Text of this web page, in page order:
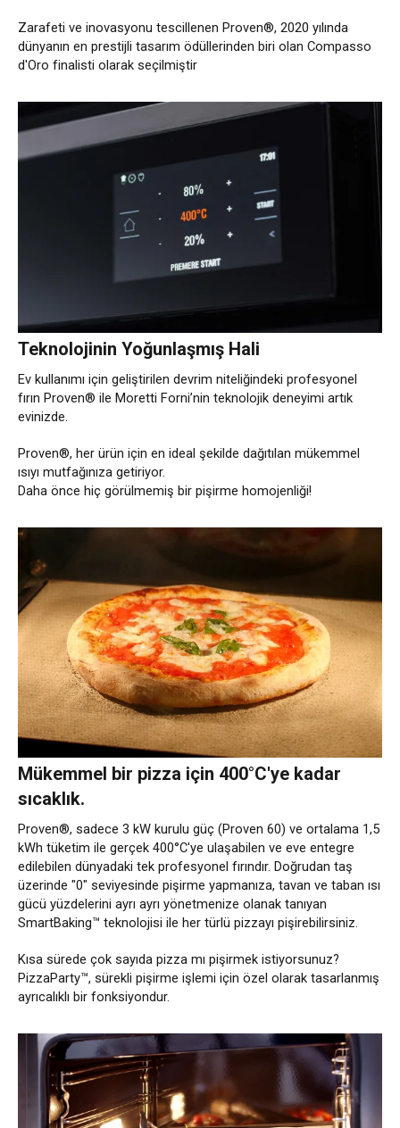
Zarafeti ve inovasyonu tescillenen Proven®, 2020 yılında
dünyanın en prestijli tasarım ödüllerinden biri olan Compasso
d'Oro finalisti olarak seçilmiştir
Teknolojinin Yoğunlaşmış Hali
Ev kullanımı için geliştirilen devrim niteliğindeki profesyonel
fırın Proven® ile Moretti Forni’nin teknolojik deneyimi artık
evinizde.
Proven®, her ürün için en ideal şekilde dağıtılan mükemmel
ısıyı mutfağınıza getiriyor.
Daha önce hiç görülmemiş bir pişirme homojenliği!
Mükemmel bir pizza için 400°C'ye kadar
sıcaklık.
Proven®, sadece 3 kW kurulu güç (Proven 60) ve ortalama 1,5
kWh tüketim ile gerçek 400°C'ye ulaşabilen ve eve entegre
edilebilen dünyadaki tek profesyonel fırındır. Doğrudan taş
üzerinde "0" seviyesinde pişirme yapmanıza, tavan ve taban ısı
gücü yüzdelerini ayrı ayrı yönetmenize olanak tanıyan
SmartBaking™ teknolojisi ile her türlü pizzayı pişirebilirsiniz.
Kısa sürede çok sayıda pizza mı pişirmek istiyorsunuz?
PizzaParty™, sürekli pişirme işlemi için özel olarak tasarlanmış
ayrıcalıklı bir fonksiyondur.